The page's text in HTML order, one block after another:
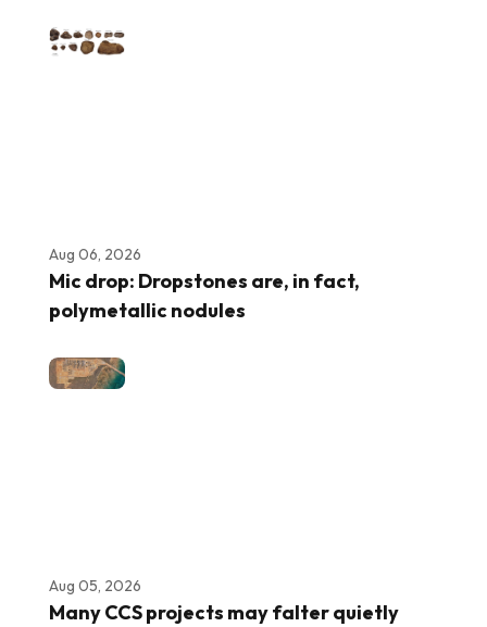
Aug 06, 2026
Mic drop: Dropstones are, in fact,
polymetallic nodules
Aug 05, 2026
Many CCS projects may falter quietly